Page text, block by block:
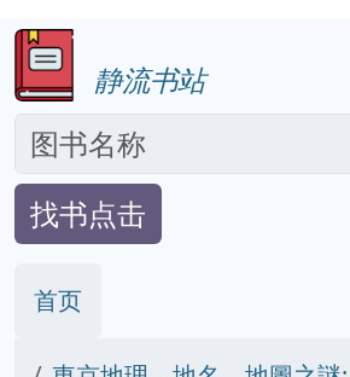
静流书站
找书点击
首页